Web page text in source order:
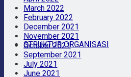
STRUKTUR ORGANISASI
March 2022
February 2022
December 2021
November 2021
October 2021
September 2021
July 2021
June 2021